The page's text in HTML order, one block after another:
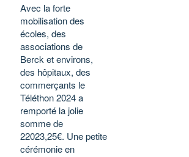
Avec la forte
mobilisation des
écoles, des
associations de
Berck et environs,
des hôpitaux, des
commerçants le
Téléthon 2024 a
remporté la jolie
somme de
22023,25€. Une petite
cérémonie en